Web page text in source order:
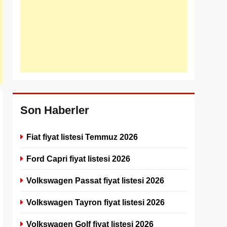
Son Haberler
Fiat fiyat listesi Temmuz 2026
Ford Capri fiyat listesi 2026
Volkswagen Passat fiyat listesi 2026
Volkswagen Tayron fiyat listesi 2026
Volkswagen Golf fiyat listesi 2026